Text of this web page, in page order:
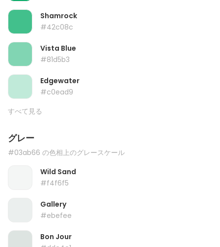
Shamrock
#42c08c
Vista Blue
#81d5b3
Edgewater
#c0ead9
すべて見る
グレー
#03ab66 の色相上のグレースケール
Wild Sand
#f4f6f5
Gallery
#ebefee
Bon Jour